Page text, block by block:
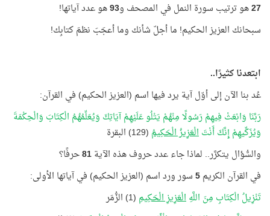
27هو ترتيب سورة النمل في المصحف و93هو عدد آياتها!
سبحانك العزيز الحكيم! ما أجلّ شأنك وما أعجَبَ نظمَ كتابِك!
ابتعدنا كثيرًا..
عُد بنا الآن إلى أوّل آية يرد فيها اسم (العزيز الحكيم) في القرآن:
رَبَّنَا وَابْعَثْ فِيهِمْ رَسُولًا مِنْهُمْ يَتْلُو عَلَيْهِمْ آيَاتِكَ وَيُعَلِّمُهُمُ الْكِتَابَ وَالْحِكْمَةَ
وَيُزَكِّيهِمْ إِنَّكَ أَنْتَالْعَزِيزُ الْحَكِيمُ (129) البقرة
والسُّؤال يتكرَّر.. لماذا جاء عدد حروف هذه الآية81حرفًا؟
في القرآن الكريم5سور ورد اسم (العزيز الحكيم) في آياتها الأولى:
تَنْزِيلُ الْكِتَابِ مِنَ اللَّهِالْعَزِيزِ الْحَكِيمِ (1) الزُّمَر